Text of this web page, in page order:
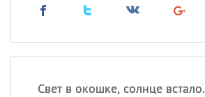
Свет в окошке, солнце встало.